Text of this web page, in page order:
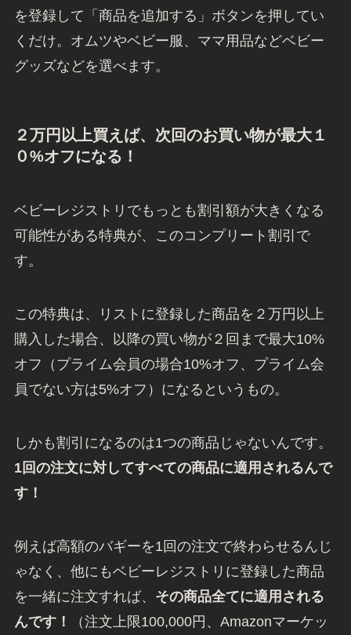
を登録して「商品を追加する」ボタンを押してい
くだけ。オムツやベビー服、ママ用品などベビー
グッズなどを選べます。
２万円以上買えば、次回のお買い物が最大１
０%オフになる！
ベビーレジストリでもっとも割引額が大きくなる
可能性がある特典が、このコンプリート割引で
す。
この特典は、リストに登録した商品を２万円以上
購入した場合、以降の買い物が２回まで最大10%
オフ（プライム会員の場合10%オフ、プライム会
員でない方は5%オフ）になるというもの。
しかも割引になるのは1つの商品じゃないんです。
1回の注文に対してすべての商品に適用されるんで
す！
例えば高額のバギーを1回の注文で終わらせるんじ
ゃなく、他にもベビーレジストリに登録した商品
を一緒に注文すれば、 その商品全てに適用される
んです！
（注文上限100,000円、Amazonマーケッ